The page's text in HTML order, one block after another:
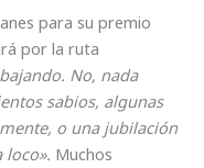
para su premio
por la ruta
No, nada
sabios, algunas
o una jubilación
loco». Muchos